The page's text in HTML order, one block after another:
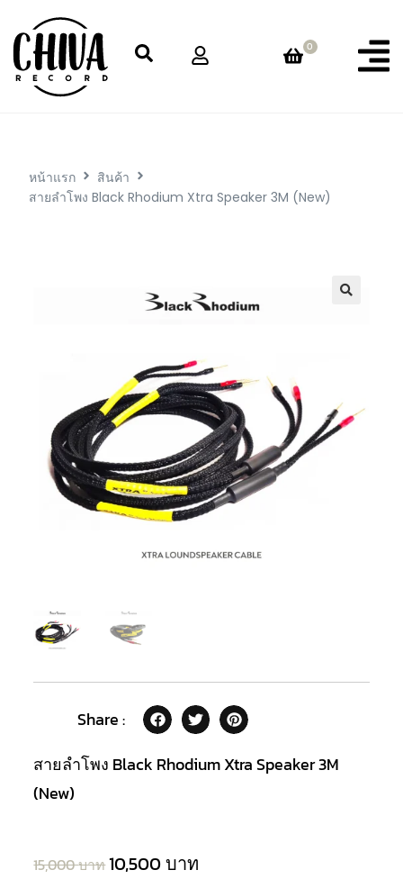
0
หน้าแรก
สินค้า
สายลำโพง Black Rhodium Xtra Speaker 3M (New)
Share :
สายลำโพง Black Rhodium Xtra Speaker 3M
(New)
15,000บาท10,500บาท